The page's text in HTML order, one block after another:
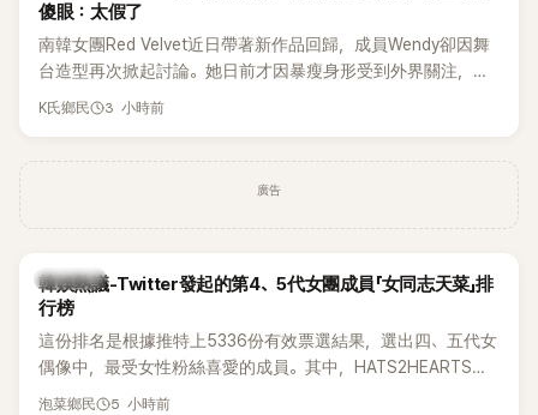
傻眼：太假了
南韓女團Red Velvet近日帶著新作品回歸，成員Wendy卻因舞
台造型再次掀起討論。她日前才因暴瘦身形受到外界關注，又
被質疑在舞台上使用臀墊，如今最新打歌舞台曝光後，再度因
K氏鄉民 3 小時前
廣告
熱議討論
韓娛熱議-Twitter發起的第4、5代女團成員「女同志天菜」排
行榜
這份排名是根據推特上5336份有效票選結果，選出四、五代女
偶像中，最受女性粉絲喜愛的成員。其中，HATS2HEARTS成
員包攬了前三名，展現了她們在女性社群中的高人氣。
泡菜鄉民 5 小時前